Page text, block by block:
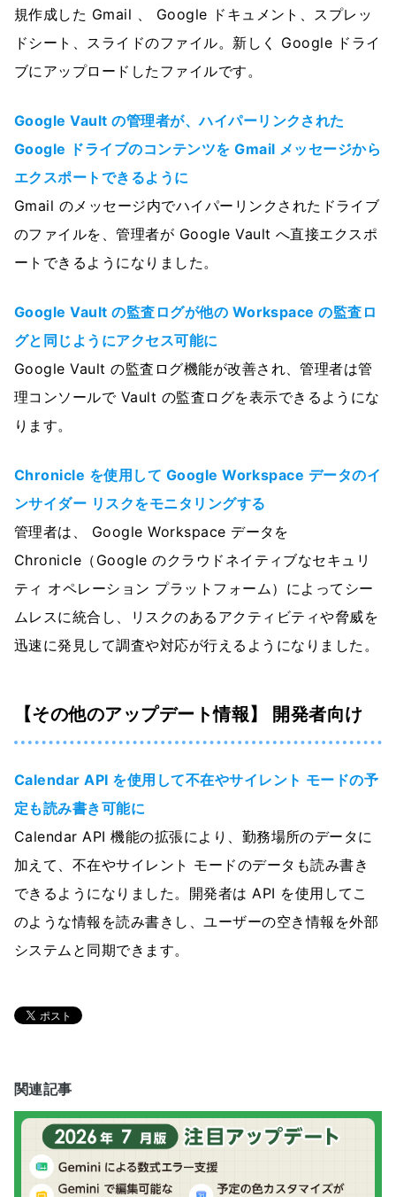
規作成した Gmail 、 Google ドキュメント、スプレッ
ドシート、スライドのファイル。新しく Google ドライ
ブにアップロードしたファイルです。
Google Vault の管理者が、ハイパーリンクされた
Google ドライブのコンテンツを Gmail メッセージから
エクスポートできるように
Gmail のメッセージ内でハイパーリンクされたドライブ
のファイルを、管理者が Google Vault へ直接エクスポ
ートできるようになりました。
Google Vault の監査ログが他の Workspace の監査ロ
グと同じようにアクセス可能に
Google Vault の監査ログ機能が改善され、管理者は管
理コンソールで Vault の監査ログを表示できるようにな
ります。
Chronicle を使用して Google Workspace データのイ
ンサイダー リスクをモニタリングする
管理者は、 Google Workspace データを
Chronicle（Google のクラウドネイティブなセキュリ
ティ オペレーション プラットフォーム）によってシー
ムレスに統合し、リスクのあるアクティビティや脅威を
迅速に発見して調査や対応が行えるようになりました。
【その他のアップデート情報】 開発者向け
Calendar API を使用して不在やサイレント モードの予
定も読み書き可能に
Calendar API 機能の拡張により、勤務場所のデータに
加えて、不在やサイレント モードのデータも読み書き
できるようになりました。開発者は API を使用してこ
のような情報を読み書きし、ユーザーの空き情報を外部
システムと同期できます。
関連記事